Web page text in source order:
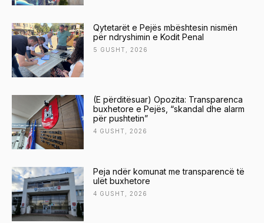
Qytetarët e Pejës mbështesin nismën
për ndryshimin e Kodit Penal
5 GUSHT, 2026
(E përditësuar) Opozita: Transparenca
buxhetore e Pejës, “skandal dhe alarm
për pushtetin”
4 GUSHT, 2026
Peja ndër komunat me transparencë të
ulët buxhetore
4 GUSHT, 2026